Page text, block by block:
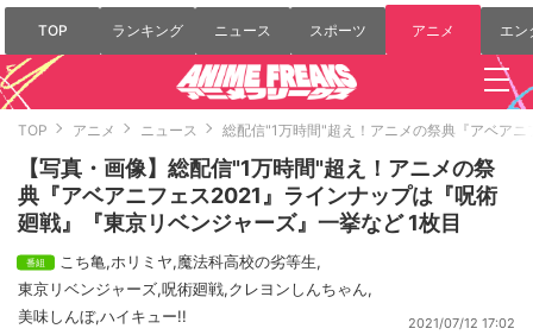
TOP ランキング ニュース スポーツ アニメ エン
TOP アニメ ニュース 総配信"1万時間"超え！アニメの祭典『アベア
【写真・画像】総配信"1万時間"超え！アニメの祭
典『アベアニフェス2021』ラインナップは『呪術
廻戦』『東京リベンジャーズ』一挙など 1枚目
こち亀,ホリミヤ,魔法科高校の劣等生,
東京リベンジャーズ,呪術廻戦,クレヨンしんちゃん,
美味しんぼ,ハイキュー!! 2021/07/12 17:02